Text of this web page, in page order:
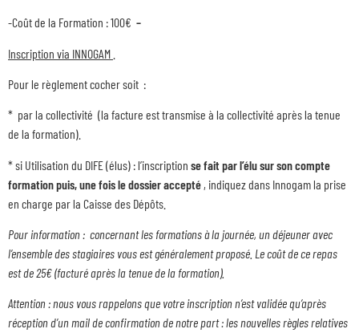
-Coût de la Formation : 100€ –
Inscription via INNOGAM
Pour le règlement cocher soit :
* par la collectivité (la facture est transmise à la collectivité après la tenue
de la formation).
* si Utilisation du DIFE (élus) : l’inscription se fait par l’élu sur son compte
formationpuis, une fois le dossier accepté , indiquez dans Innogam la prise
en charge par la Caisse des Dépôts.
Pour information : concernant les formations à la journée, un déjeuner avec
l’ensemble des stagiaires vous est généralement proposé. Le coût de ce repas
est de 25€ (facturé après la tenue de la formation).
Attention : nous vous rappelons que votre inscription n’est validée qu’après
réception d’un mail de confirmation de notre part : les nouvelles règles relatives